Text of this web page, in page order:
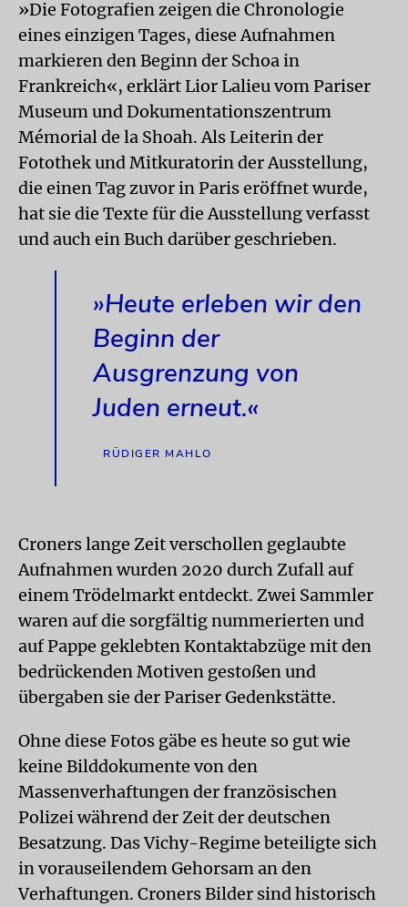
»Die Fotografien zeigen die Chronologie
eines einzigen Tages, diese Aufnahmen
markieren den Beginn der Schoa in
Frankreich«, erklärt Lior Lalieu vom Pariser
Museum und Dokumentationszentrum
Mémorial de la Shoah. Als Leiterin der
Fotothek und Mitkuratorin der Ausstellung,
die einen Tag zuvor in Paris eröffnet wurde,
hat sie die Texte für die Ausstellung verfasst
und auch ein Buch darüber geschrieben.
»Heute erleben wir den
Beginn der
Ausgrenzung von
Juden erneut.«
RÜDIGER MAHLO
Croners lange Zeit verschollen geglaubte
Aufnahmen wurden 2020 durch Zufall auf
einem Trödelmarkt entdeckt. Zwei Sammler
waren auf die sorgfältig nummerierten und
auf Pappe geklebten Kontaktabzüge mit den
bedrückenden Motiven gestoßen und
übergaben sie der Pariser Gedenkstätte.
Ohne diese Fotos gäbe es heute so gut wie
keine Bilddokumente von den
Massenverhaftungen der französischen
Polizei während der Zeit der deutschen
Besatzung. Das Vichy-Regime beteiligte sich
in vorauseilendem Gehorsam an den
Verhaftungen. Croners Bilder sind historisch